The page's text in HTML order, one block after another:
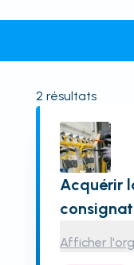
2 résultats
Acquérir
Afficher